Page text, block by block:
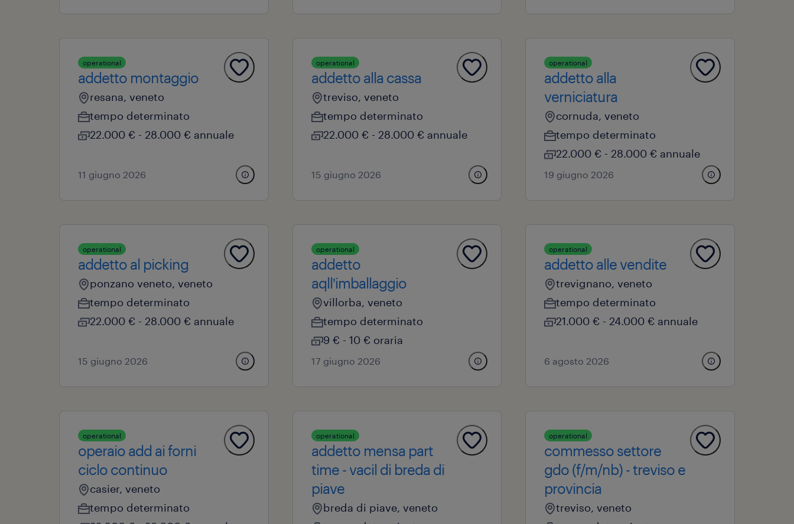
operational
addetto montaggio
resana, veneto
tempo determinato
22.000 € - 28.000 € annuale
11 giugno 2026
operational
addetto alla cassa
treviso, veneto
tempo determinato
22.000 € - 28.000 € annuale
15 giugno 2026
operational
addetto alla
verniciatura
cornuda, veneto
tempo determinato
22.000 € - 28.000 € annuale
19 giugno 2026
operational
addetto al picking
ponzano veneto, veneto
tempo determinato
22.000 € - 28.000 € annuale
15 giugno 2026
operational
addetto
aqll'imballaggio
villorba, veneto
tempo determinato
9 € - 10 € oraria
17 giugno 2026
operational
addetto alle vendite
trevignano, veneto
tempo determinato
21.000 € - 24.000 € annuale
6 agosto 2026
operational
operaio add ai forni
ciclo continuo
casier, veneto
tempo determinato
operational
addetto mensa part
time - vacil di breda di
piave
breda di piave, veneto
operational
commesso settore
gdo (f/m/nb) - treviso e
provincia
treviso, veneto